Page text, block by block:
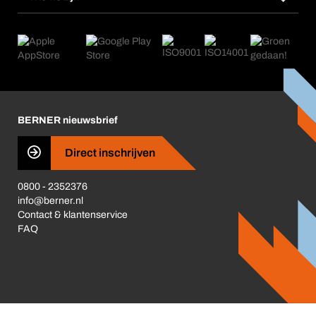
Herhaalbestelling
eProcurement
Productwijzers
Nieuws
Wat ons drijft
BERNER nieuwsbrief
Direct inschrijven
0800 - 2352376
info@berner.nl
Contact & klantenservice
FAQ